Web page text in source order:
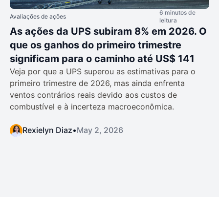
Avaliações de ações
6 minutos de
leitura
As ações da UPS subiram 8% em 2026. O
que os ganhos do primeiro trimestre
significam para o caminho até US$ 141
Veja por que a UPS superou as estimativas para o
primeiro trimestre de 2026, mas ainda enfrenta
ventos contrários reais devido aos custos de
combustível e à incerteza macroeconômica.
Rexielyn Diaz•May 2, 2026